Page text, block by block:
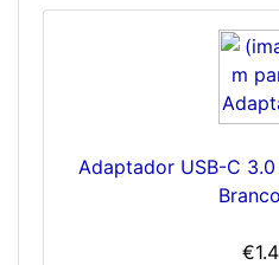
Adaptador USB-C